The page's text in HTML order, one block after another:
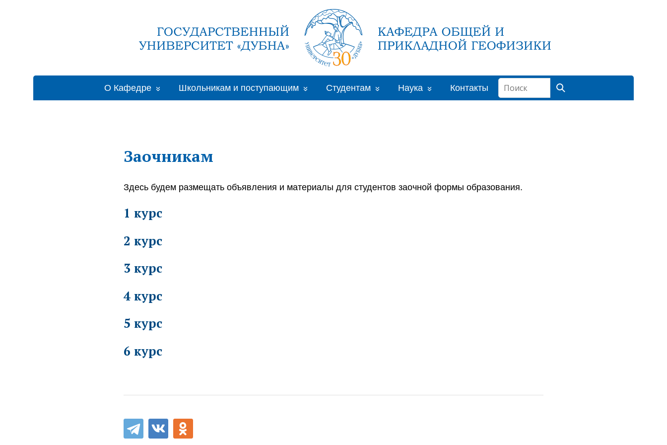
О Кафедре Школьникам и поступающим Студентам Наука Контакты
Заочникам
Здесь будем размещать объявления и материалы для студентов заочной формы образования.
1 курс
2 курс
3 курс
4 курс
5 курс
6 курс